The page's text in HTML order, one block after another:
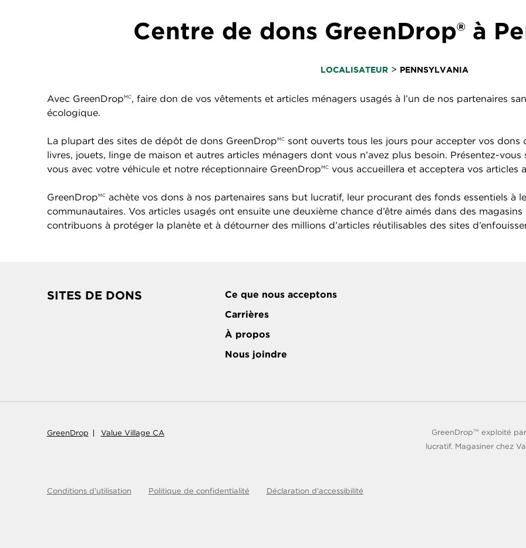
Centre de dons GreenDrop® à
LOCALISATEUR > PENNSYLVANIA
Avec GreenDropMC, faire don de vos vêtements et articles ménagers usagés à l’un de nos partenaires
écologique.
La plupart des sites de dépôt de dons GreenDropMCsont ouverts tous les jours pour accepter vos dons
livres, jouets, linge de maison et autres articles ménagers dont vous n’avez plus besoin. Présentez-
vous avec votre véhicule et notre réceptionnaire GreenDropMCvous accueillera et acceptera vos articles
GreenDropMCachète vos dons à nos partenaires sans but lucratif, leur procurant des fonds essentiels à
communautaires. Vos articles usagés ont ensuite une deuxième chance d’être aimés dans des
contribuons à protéger la planète et à détourner des millions d’articles réutilisables des sites
SITES DE DONS
Ce que nous acceptons
Carrières
À propos
Nous joindre
GreenDrop Value Village CA GreenDropTM
exploité
lucratif. Magasiner chez
Conditions d'utilisation Politique de confidentialité Déclaration d'accessibilité